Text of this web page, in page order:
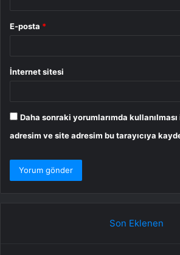
E-posta *
İnternet sitesi
Daha sonraki yorumlarımda
adresim ve site adresim bu tarayıcıya
Son Eklenen